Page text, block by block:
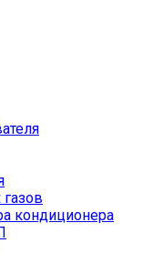
кондиционера